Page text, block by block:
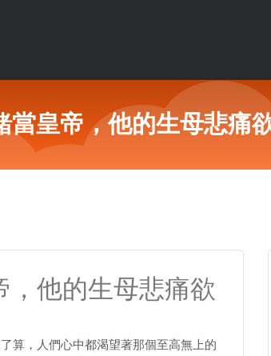
當皇帝，他的生母悲痛
，他的生母悲痛欲
算，人們心中都渴望著那個至高無上的